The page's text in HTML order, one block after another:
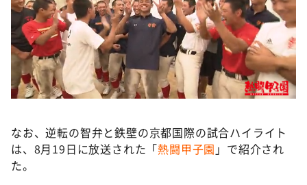
なお、逆転の智弁と鉄壁の京都国際の試合ハイライト
は、8月19日に放送された「熱闘甲子園 」で紹介され
た。